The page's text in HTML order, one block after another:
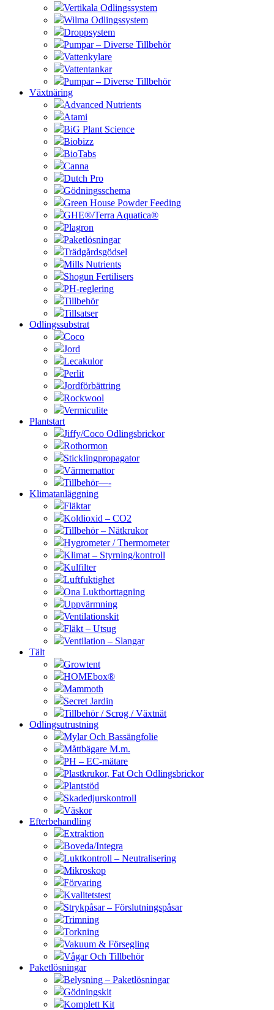
Vertikala Odlingssystem
Wilma Odlingssystem
Droppsystem
Pumpar – Diverse Tillbehör
Vattenkylare
Vattentankar
Pumpar – Diverse Tillbehör
Växtnäring
Advanced Nutrients
Atami
BiG Plant Science
Biobizz
BioTabs
Canna
Dutch Pro
Gödningsschema
Green House Powder Feeding
GHE®/Terra Aquatica®
Plagron
Paketlösningar
Trädgårdsgödsel
Mills Nutrients
Shogun Fertilisers
PH-reglering
Tillbehör
Tillsatser
Odlingssubstrat
Coco
Jord
Lecakulor
Perlit
Jordförbättring
Rockwool
Vermiculite
Plantstart
Jiffy/Coco Odlingsbrickor
Rothormon
Sticklingpropagator
Värmemattor
Tillbehör—-
Klimatanläggning
Fläktar
Koldioxid – CO2
Tillbehör – Nätkrukor
Hygrometer / Thermometer
Klimat – Styrning/kontroll
Kulfilter
Luftfuktighet
Ona Luktborttagning
Uppvärmning
Ventilationskit
Fläkt – Utsug
Ventilation – Slangar
Tält
Growtent
HOMEbox®
Mammoth
Secret Jardin
Tillbehör / Scrog / Växtnät
Odlingsutrustning
Mylar Och Bassängfolie
Måttbägare M.m.
PH – EC-mätare
Plastkrukor, Fat Och Odlingsbrickor
Plantstöd
Skadedjurskontroll
Väskor
Efterbehandling
Extraktion
Boveda/Integra
Luktkontroll – Neutralisering
Mikroskop
Förvaring
Kvalitetstest
Strykpåsar – Förslutningspåsar
Trimning
Torkning
Vakuum & Försegling
Vågar Och Tillbehör
Paketlösningar
Belysning – Paketlösningar
Gödningskit
Komplett Kit